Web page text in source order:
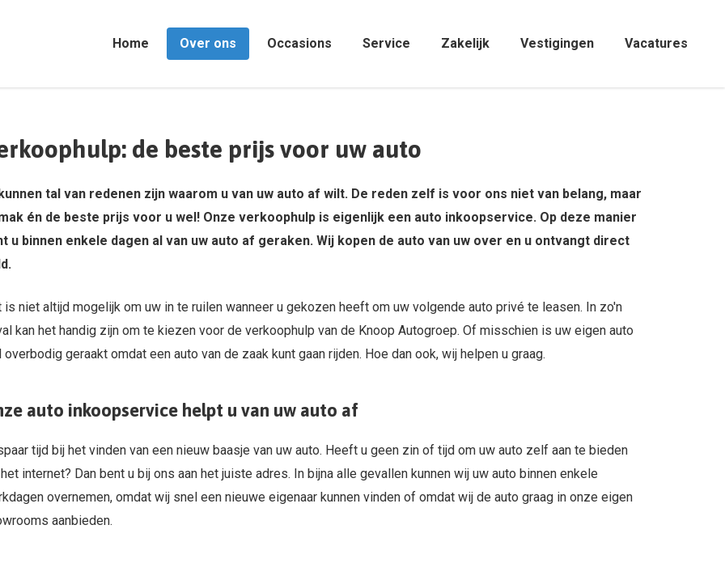
Home Over ons Occasions Service Zakelijk Vestigingen Vacatures
de beste prijs voor uw auto
tal van redenen zijn waarom u van uw auto af wilt. De reden zelf is voor ons niet van belang, maar
én de beste prijs voor u wel! Onze verkoophulp is eigenlijk een auto inkoopservice. Op deze manier
u binnen enkele dagen al van uw auto af geraken. Wij kopen de auto van uw over en u ontvangt direct
is niet altijd mogelijk om uw in te ruilen wanneer u gekozen heeft om uw volgende auto privé te leasen. In zo'n
kan het handig zijn om te kiezen voor de verkoophulp van de Knoop Autogroep. Of misschien is uw eigen auto
overbodig geraakt omdat een auto van de zaak kunt gaan rijden. Hoe dan ook, wij helpen u graag.
auto inkoopservice helpt u van uw auto af
tijd bij het vinden van een nieuw baasje van uw auto. Heeft u geen zin of tijd om uw auto zelf aan te bieden
internet? Dan bent u bij ons aan het juiste adres. In bijna alle gevallen kunnen wij uw auto binnen enkele
overnemen, omdat wij snel een nieuwe eigenaar kunnen vinden of omdat wij de auto graag in onze eigen
aanbieden.